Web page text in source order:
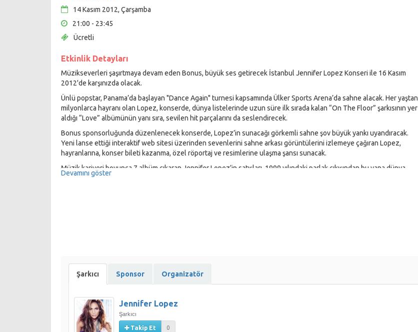
14 Kasım 2012, Çarşamba
21:00 - 23:45
Ücretli
Etkinlik Detayları
Müzikseverleri şaşırtmaya devam eden Bonus, büyük ses getirecek İstanbul Jennifer Lopez Konseri ile 16 Kasım
2012'de karşınızda olacak.
Ünlü popstar, Panama’da başlayan "Dance Again" turnesi kapsamında Ülker Sports Arena’da sahne alacak. Her yaştan
milyonlarca hayranı olan Lopez, konserde, dünya listelerinde uzun süre ilk sırada kalan “On The Floor” şarkısının yer
aldığı “Love” albümünün yanı sıra, sevilen hit parçalarını da seslendirecek.
Bonus sponsorluğunda düzenlenecek konserde, Lopez’in sunacağı görkemli sahne şov büyük yankı uyandıracak.
Yeni lanse ettiği interaktif web sitesi üzerinden sevenlerini sahne arkası görüntülerini izlemeye çağıran Lopez,
hayranlarına, konser bileti kazanma, özel röportaj ve resimlerine ulaşma şansı sunacak.
Müzik kariyeri boyunca 7 albüm çıkaran Jennifer Lopez’in satışları, 1999 yılındaki parlak çıkışından bu yana dünya
çapında 55 milyona ulaştı.
Devamını göster
Şarkıcı Sponsor Organizatör
Jennifer Lopez
Şarkıcı
Takip Et 0